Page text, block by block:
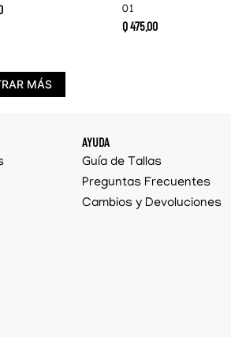
01
Q475.00
MÁS
AYUDA
Guía de Tallas
Preguntas Frecuentes
Cambios y Devoluciones